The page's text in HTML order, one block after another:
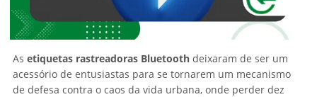
As etiquetas rastreadoras Bluetooth deixaram de ser um
acessório de entusiastas para se tornarem um mecanismo
de defesa contra o caos da vida urbana, onde perder dez